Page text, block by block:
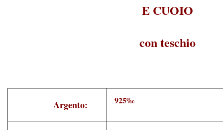
E CUOIO
con teschio
Argento: 925‰